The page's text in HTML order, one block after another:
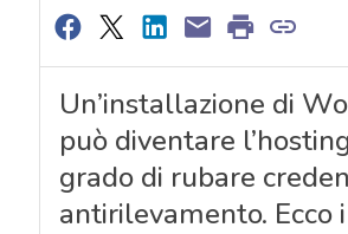
Un’installazione di
può diventare
grado di rubare
antirilevamento.